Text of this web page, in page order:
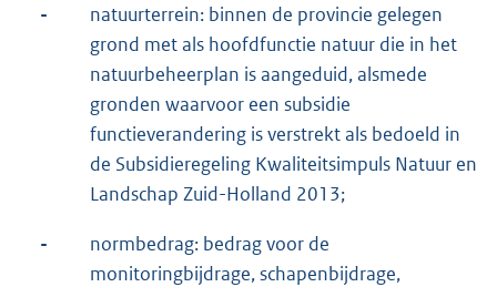
-
natuurterrein: binnen de provincie gelegen
grond met als hoofdfunctie natuur die in het
natuurbeheerplan is aangeduid, alsmede
gronden waarvoor een subsidie
functieverandering is verstrekt als bedoeld in
de Subsidieregeling Kwaliteitsimpuls Natuur en
Landschap Zuid-Holland 2013;
-
normbedrag: bedrag voor de
monitoringbijdrage, schapenbijdrage,